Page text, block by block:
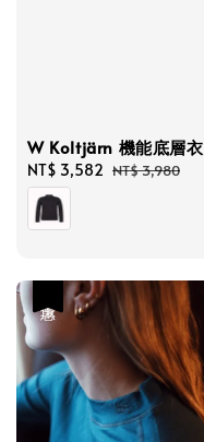
W Koltjärn 機能底層衣
Sale
price
NT$ 3,582 Regular
NT$ 3,980